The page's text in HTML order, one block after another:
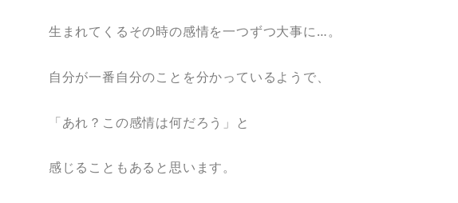
生まれてくるその時の感情を一つずつ大事に…。
自分が一番自分のことを分かっているようで、
「あれ？この感情は何だろう」と
感じることもあると思います。